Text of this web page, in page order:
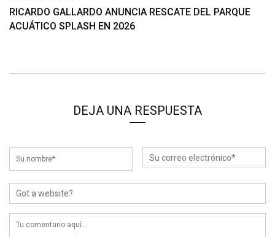
RICARDO GALLARDO ANUNCIA RESCATE DEL PARQUE
ACUÁTICO SPLASH EN 2026
DEJA UNA RESPUESTA